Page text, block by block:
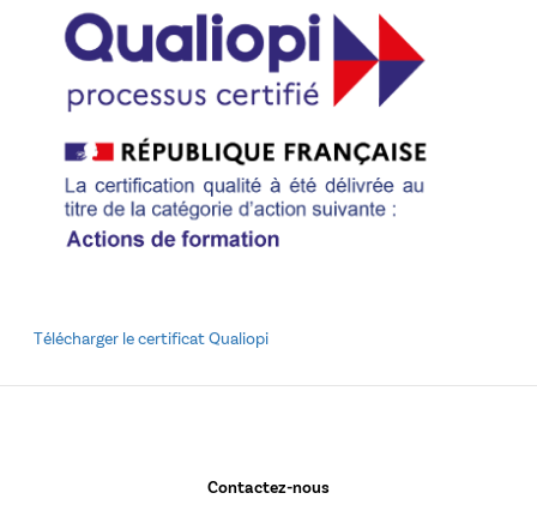
Télécharger le certificat Qualiopi
Contactez-nous